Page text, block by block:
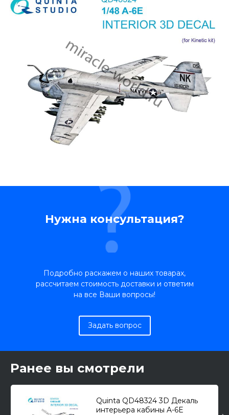
Нужна консультация?
Подробно раскажем о наших товарах,
рассчитаем стоимость доставки и ответим
на все Ваши вопросы!
Задать вопрос
Ранее вы смотрели
Quinta QD48324 3D Декаль
интерьера кабины A-6E